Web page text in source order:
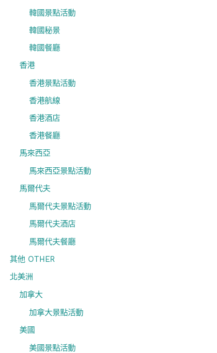
韓國景點活動
韓國秘景
韓國餐廳
香港
香港景點活動
香港航線
香港酒店
香港餐廳
馬來西亞
馬來西亞景點活動
馬爾代夫
馬爾代夫景點活動
馬爾代夫酒店
馬爾代夫餐廳
其他 OTHER
北美洲
加拿大
加拿大景點活動
美國
美國景點活動